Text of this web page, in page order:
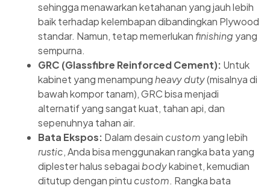
sehingga menawarkan ketahanan yang jauh lebih
baik terhadap kelembapan dibandingkan Plywood
standar. Namun, tetap memerlukan finishing yang
sempurna.
GRC (Glassfibre Reinforced Cement): Untuk
kabinet yang menampungheavy duty(misalnya di
bawah kompor tanam), GRC bisa menjadi
alternatif yang sangat kuat, tahan api, dan
sepenuhnya tahan air.
Bata Ekspos: Dalam desain custom yang lebih
rustic, Anda bisa menggunakan rangka bata yang
diplester halus sebagaibodykabinet, kemudian
ditutup dengan pintu custom. Rangka bata